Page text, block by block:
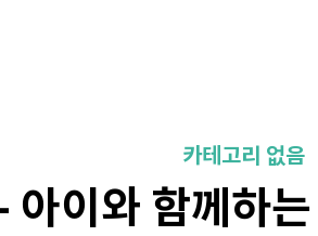
카테고리 없음
아이와 함께하